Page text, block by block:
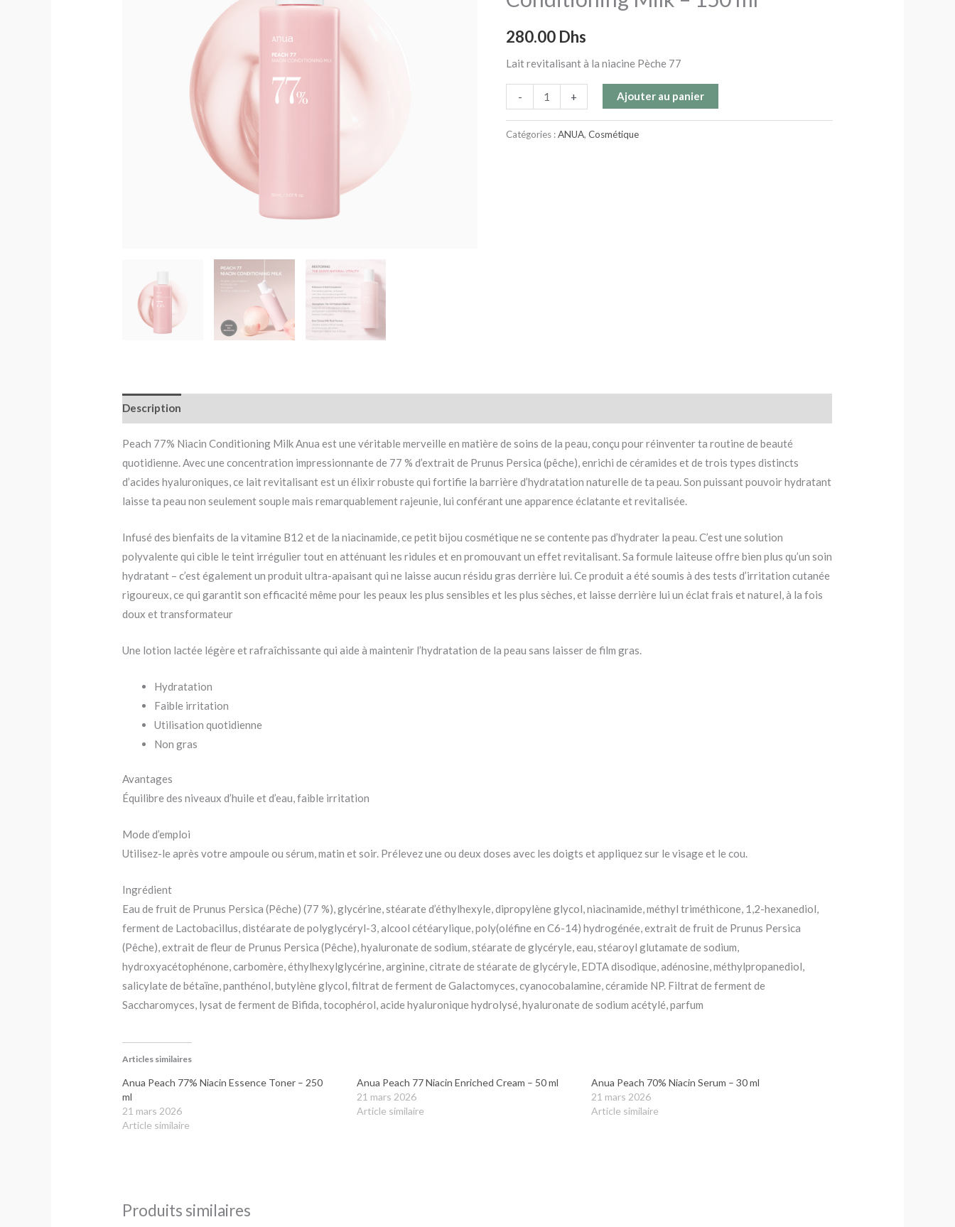
280.00 Dhs
Lait revitalisant à la niacine Pèche 77
-
Milk
+ Ajouter au panier
Catégories :ANUA, Cosmétique
Description
Peach 77% Niacin Conditioning Milk Anua est une véritable merveille en matière de soins de la peau, conçu pour réinventer ta routine de beauté
quotidienne. Avec une concentration impressionnante de 77 % d’extrait de Prunus Persica (pêche), enrichi de céramides et de trois types distincts
d’acides hyaluroniques, ce lait revitalisant est un élixir robuste qui fortifie la barrière d’hydratation naturelle de ta peau. Son puissant pouvoir hydratant
laisse ta peau non seulement souple mais remarquablement rajeunie, lui conférant une apparence éclatante et revitalisée.
Infusé des bienfaits de la vitamine B12 et de la niacinamide, ce petit bijou cosmétique ne se contente pas d’hydrater la peau. C’est une solution
polyvalente qui cible le teint irrégulier tout en atténuant les ridules et en promouvant un effet revitalisant. Sa formule laiteuse offre bien plus qu’un soin
hydratant – c’est également un produit ultra-apaisant qui ne laisse aucun résidu gras derrière lui. Ce produit a été soumis à des tests d’irritation cutanée
rigoureux, ce qui garantit son efficacité même pour les peaux les plus sensibles et les plus sèches, et laisse derrière lui un éclat frais et naturel, à la fois
doux et transformateur
Une lotion lactée légère et rafraîchissante qui aide à maintenir l’hydratation de la peau sans laisser de film gras.
Hydratation
Faible irritation
Utilisation quotidienne
Non gras
Avantages
Équilibre des niveaux d’huile et d’eau, faible irritation
Mode d’emploi
Utilisez-le après votre ampoule ou sérum, matin et soir. Prélevez une ou deux doses avec les doigts et appliquez sur le visage et le cou.
Ingrédient
Eau de fruit de Prunus Persica (Pêche) (77 %), glycérine, stéarate d’éthylhexyle, dipropylène glycol, niacinamide, méthyl triméthicone, 1,2-hexanediol,
ferment de Lactobacillus, distéarate de polyglycéryl-3, alcool cétéarylique, poly(oléfine en C6-14) hydrogénée, extrait de fruit de Prunus Persica
(Pêche), extrait de fleur de Prunus Persica (Pêche), hyaluronate de sodium, stéarate de glycéryle, eau, stéaroyl glutamate de sodium,
hydroxyacétophénone, carbomère, éthylhexylglycérine, arginine, citrate de stéarate de glycéryle, EDTA disodique, adénosine, méthylpropanediol,
salicylate de bétaïne, panthénol, butylène glycol, filtrat de ferment de Galactomyces, cyanocobalamine, céramide NP. Filtrat de ferment de
Saccharomyces, lysat de ferment de Bifida, tocophérol, acide hyaluronique hydrolysé, hyaluronate de sodium acétylé, parfum
Articles similaires
Anua Peach 77% Niacin Essence Toner – 250
ml
21 mars 2026
Article similaire
Anua Peach 77 Niacin Enriched Cream – 50 ml
21 mars 2026
Article similaire
Anua Peach 70% Niacin Serum – 30 ml
21 mars 2026
Article similaire
Produits similaires